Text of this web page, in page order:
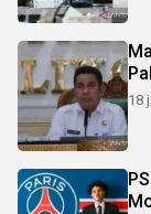
18